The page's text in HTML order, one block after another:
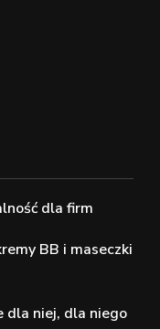
dla firm
BB i maseczki
dla niej, dla niego